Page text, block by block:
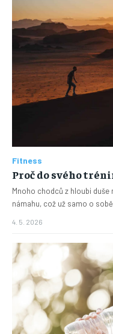
Fitness
Proč do svého
Mnoho chodců z hloubi
námahu, což už samo o
4. 5. 2026